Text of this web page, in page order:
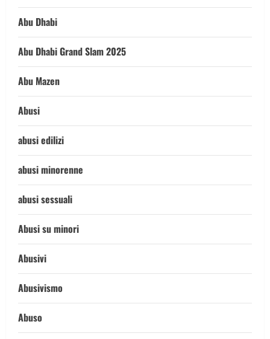
Abu Dhabi
Abu Dhabi Grand Slam 2025
Abu Mazen
Abusi
abusi edilizi
abusi minorenne
abusi sessuali
Abusi su minori
Abusivi
Abusivismo
Abuso